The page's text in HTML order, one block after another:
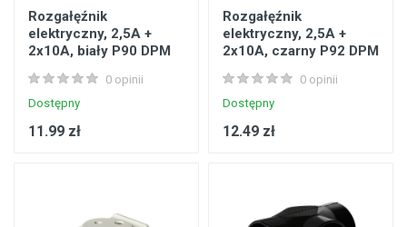
Rozgałęźnik
elektryczny, 2,5A +
2x10A, biały P90 DPM
0 opinii
Dostępny
11.99 zł
Rozgałęźnik
elektryczny, 2,5A +
2x10A, czarny P92 DPM
0 opinii
Dostępny
12.49 zł